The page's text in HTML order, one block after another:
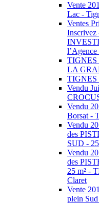
Vente
Lac -
Ventes
Inscrivez
TIGNES
LA
Vendu
Vendu
Borsat -
Vendu
des
SUD -
Vendu
des
25 m² -
Claret
Vente
plein